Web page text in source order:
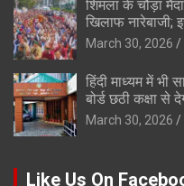
शिमला के चौड़ा
खिलाफ नारेबाजी;
March 30, 2026
हिंदी माध्यम में भी
बोर्ड छठी कक्षा से
March 30, 2026
Like Us On